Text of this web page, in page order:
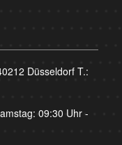
Düsseldorf T.:
09:30 Uhr -